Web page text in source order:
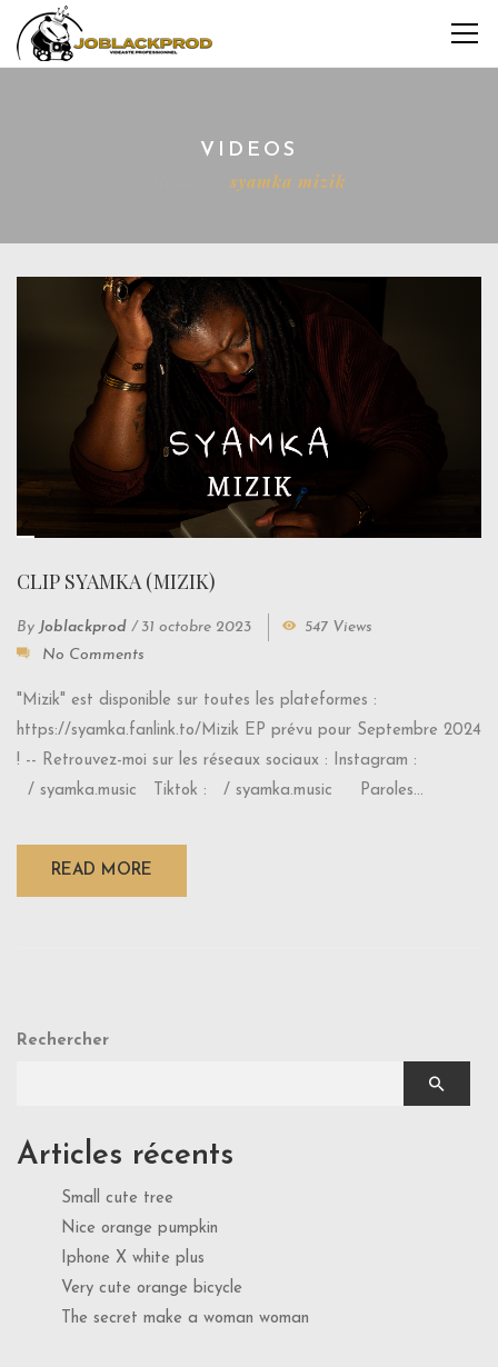
VIDEOS
syamka mizik
CLIP SYAMKA (MIZIK)
By Joblackprod / 31 octobre 2023
547 Views
No Comments
"Mizik" est disponible sur toutes les plateformes :
https://syamka.fanlink.to/Mizik EP prévu pour Septembre 2024
! -- Retrouvez-moi sur les réseaux sociaux : Instagram :
/ syamka.music Tiktok : / syamka.music Paroles...
READ MORE
Rechercher
Articles récents
Small cute tree
Nice orange pumpkin
Iphone X white plus
Very cute orange bicycle
The secret make a woman woman